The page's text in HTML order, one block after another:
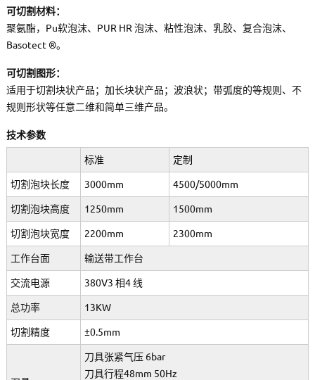
可切割材料：
聚氨酯，Pu软泡沫、PUR HR 泡沫、粘性泡沫、乳胶、复合泡沫、
Basotect ®。
可切割图形：
适用于切割块状产品；加长块状产品；波浪状；带弧度的等规则、不
规则形状等任意二维和简单三维产品。
技术参数
标准 定制
切割泡块长度 3000mm 4500/5000mm
切割泡块高度 1250mm 1500mm
切割泡块宽度 2200mm 2300mm
工作台面 输送带工作台
交流电源 380V3 相4 线
总功率 13KW
切割精度 ±0.5mm
刀具张紧气压 6bar
刀具行程48mm 50Hz